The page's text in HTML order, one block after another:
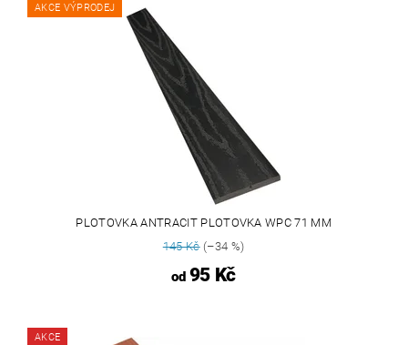
AKCE VÝPRODEJ
PLOTOVKA ANTRACIT PLOTOVKA WPC 71 MM
145 Kč(–34 %)
od95 Kč
AKCE